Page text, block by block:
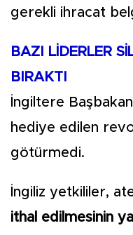
gerekli ihracat
BAZI LİDERLER
BIRAKTI
İngiltere
hediye edilen
götürmedi.
İngiliz yetkililer,
ithal edilmesinin